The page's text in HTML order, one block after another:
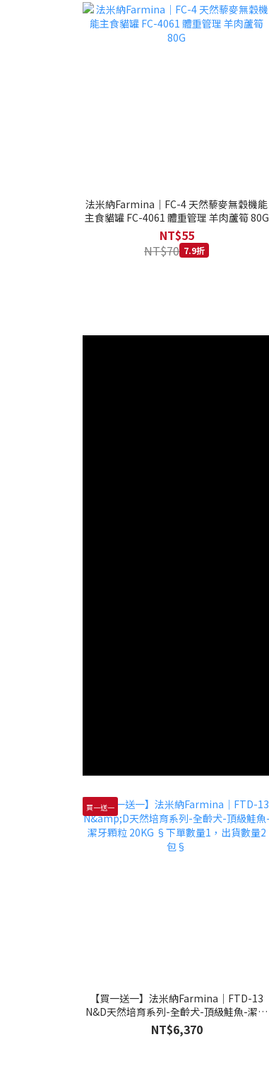
法米納Farmina｜FC-4 天然藜麥無穀機能
主食貓罐 FC-4061 體重管理 羊肉蘆筍 80G
NT$55
NT$70 7.9折
買一送一
【買一送一】法米納Farmina｜FTD-13
N&D天然培育系列-全齡犬-頂級鮭魚-潔牙
顆粒 20KG §下單數量1，出貨數量2包§
NT$6,370